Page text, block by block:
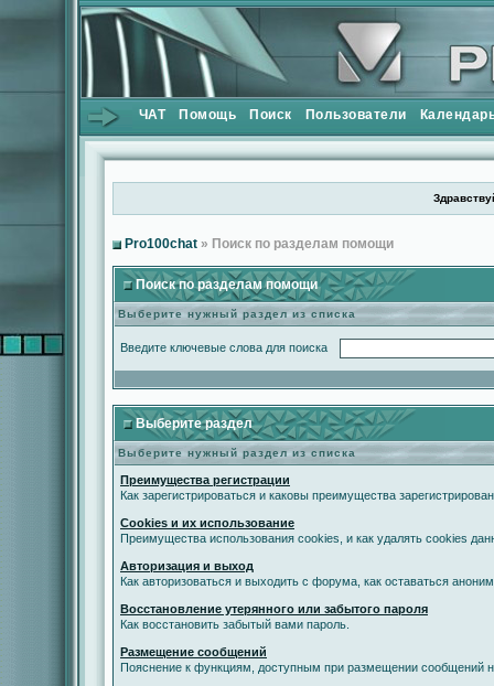
ЧАТ Помощь Поиск Пользователи
Pro100chat » Поиск по разделам помощи
Поиск по разделам помощи
Выберите нужный раздел из списка
Введите ключевые слова для поиска
Выберите раздел
Выберите нужный раздел из списка
Преимущества регистрации
Как зарегистрироваться и каковы преимущества
Cookies и их использование
Преимущества использования cookies, и как удалять cookies
Авторизация и выход
Как авторизоваться и выходить с форума, как оставаться
Восстановление утерянного или забытого пароля
Как восстановить забытый вами пароль.
Размещение сообщений
Пояснение к функциям, доступным при размещении сообщений